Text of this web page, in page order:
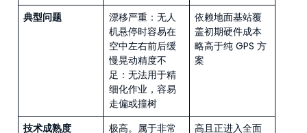
典型问题
漂移严重：无人
机悬停时容易在
空中左右前后缓
慢晃动精度不
足：无法用于精
细化作业，容易
走偏或撞树
依赖地面基站覆
盖初期硬件成本
略高于纯 GPS 方
案
技术成熟度
极高。属于非常
高且正进入全面